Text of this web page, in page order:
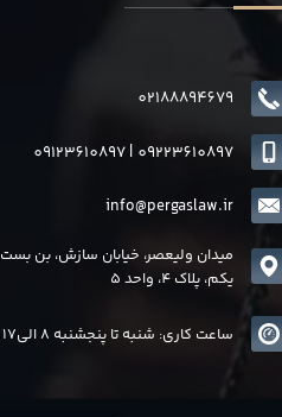
02188894679
info@pergaslaw.ir
09123610897| 09223610897
میدان ولیعصر، خیابان سازش، بن بست
یکم، پلاک 4، واحد 5
ساعت کاری: شنبه تا پنجشنبه 8 الی17